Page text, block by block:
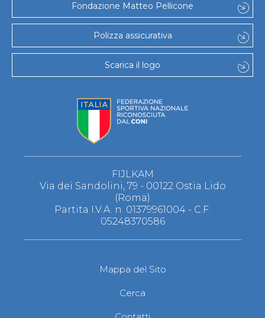
Fondazione Matteo Pellicone
Polizza assicurativa
Scarica il logo
FIJLKAM
Via dei Sandolini, 79 - 00122 Ostia Lido
(Roma)
Partita I.V.A. n. 01379961004 - C.F.
05248370586
Mappa del Sito
Cerca